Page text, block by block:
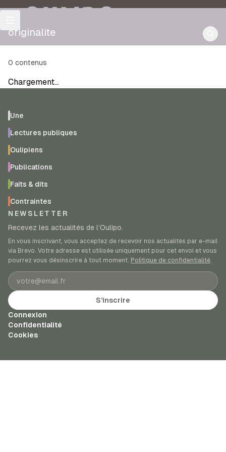
OULIPO
originalite
0 contenus
Chargement…
Une
Lectures publiques
Oulipiens
Publications
Faits & dits
Contraintes
NEWSLETTER
Recevez les actualités de l’Oulipo.
En vous inscrivant, vous acceptez de recevoir nos actualités par e-mail
via Brevo. Votre adresse est utilisée uniquement pour cet envoi et vous
pourrez vous désinscrire à tout moment. Politique de confidentialité.
Adresse e-mail
S’inscrire
Connexion
Confidentialité
Cookies